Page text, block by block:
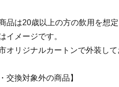
品は20歳以上の方の飲用を想定
イメージです。
オリジナルカートンで外装して
交換対象外の商品】